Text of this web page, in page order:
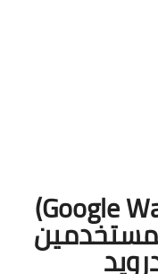
محفظة جوجل (Google Wallet)